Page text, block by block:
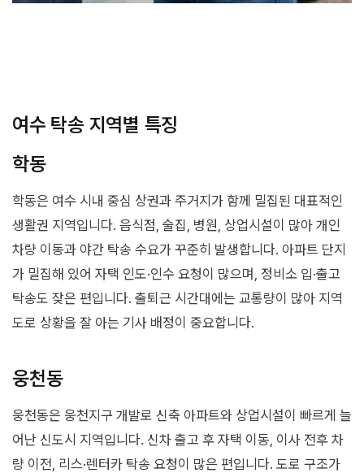
여수 탁송 지역별 특징
학동
학동은 여수 시내 중심 상권과 주거지가 함께 밀집된 대표적인
생활권 지역입니다. 음식점, 술집, 병원, 상업시설이 많아 개인
차량 이동과 야간 탁송 수요가 꾸준히 발생합니다. 아파트 단지
가 밀집해 있어 자택 인도·인수 요청이 많으며, 정비소 입·출고
탁송도 잦은 편입니다. 출퇴근 시간대에는 교통량이 많아 지역
도로 상황을 잘 아는 기사 배정이 중요합니다.
웅천동
웅천동은 웅천지구 개발로 신축 아파트와 상업시설이 빠르게 늘
어난 신도시 지역입니다. 신차 출고 후 자택 이동, 이사 전후 차
량 이전, 리스·렌터카 탁송 요청이 많은 편입니다. 도로 구조가